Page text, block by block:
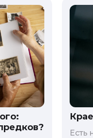
Есть